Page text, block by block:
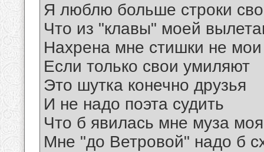
Я люблю больше строки
Что из "клавы" моей
Нахрена мне стишки не мои
Если только свои умиляют
Это шутка конечно друзья
И не надо поэта судить
Что б явилась мне муза моя
Мне "до Ветровой" надо б